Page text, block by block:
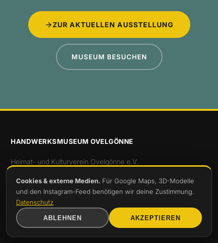
ZUR AKTUELLEN AUSSTELLUNG
MUSEUM BESUCHEN
HANDWERKSMUSEUM OVELGÖNNE
Heimat- und Kulturverein Ovelgönne e.V.
Sonntags 14 – 18 Uhr
office@handwerksmuseum-ovelgoenne.de
Cookies & externe Medien. Für Google Maps, 3D-Modelle
und den Instagram-Feed benötigen wir deine Zustimmung.
Datenschutz
ABLEHNEN AKZEPTIEREN